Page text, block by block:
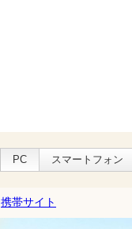
PC スマートフォン
携帯サイト